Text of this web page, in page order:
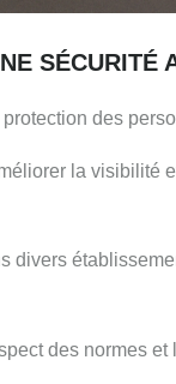
SÉCURITÉ
des
la visibilité
divers
des normes